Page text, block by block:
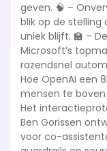
geven. 🧠 –
blik op de stelling
uniek blijft. 🏫 –
Microsoft’s
razendsnel
Hoe OpenAI een
mensen te boven
Het
Ben Gorissen
voor co-